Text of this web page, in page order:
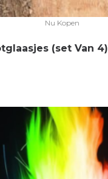
Nu Kopen
(set Van 4)